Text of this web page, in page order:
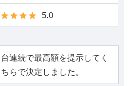
5.0
連続で最高額を提示してく
らで決定しました。